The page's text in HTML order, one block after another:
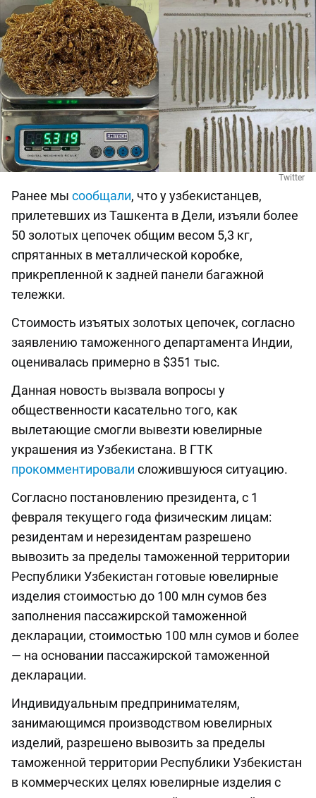
Twitter
Ранее мы сообщали, что у узбекистанцев,
прилетевших из Ташкента в Дели, изъяли более
50 золотых цепочек общим весом 5,3 кг,
спрятанных в металлической коробке,
прикрепленной к задней панели багажной
тележки.
Стоимость изъятых золотых цепочек, согласно
заявлению таможенного департамента Индии,
оценивалась примерно в $351 тыс.
Данная новость вызвала вопросы у
общественности касательно того, как
вылетающие смогли вывезти ювелирные
украшения из Узбекистана. В ГТК
прокомментировали сложившуюся ситуацию.
Согласно постановлению президента, с 1
февраля текущего года физическим лицам:
резидентам и нерезидентам разрешено
вывозить за пределы таможенной территории
Республики Узбекистан готовые ювелирные
изделия стоимостью до 100 млн сумов без
заполнения пассажирской таможенной
декларации, стоимостью 100 млн сумов и более
— на основании пассажирской таможенной
декларации.
Индивидуальным предпринимателям,
занимающимся производством ювелирных
изделий, разрешено вывозить за пределы
таможенной территории Республики Узбекистан
в коммерческих целях ювелирные изделия с